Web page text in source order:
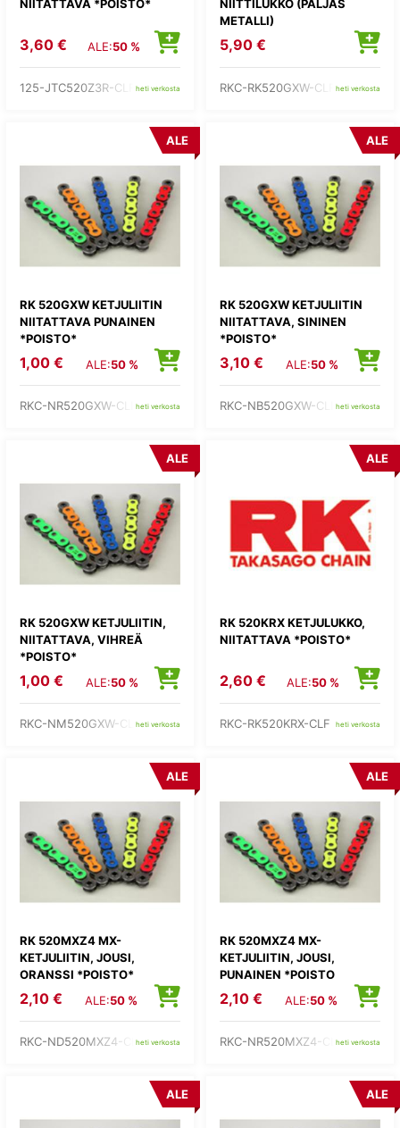
NIITATTAVA *POISTO*
3,60 € ALE:50 %
125-JTC520Z3R-CLF heti verkosta
NIITTILUKKO (PALJAS
METALLI)
5,90 €
RKC-RK520GXW-CLF heti verkosta
RK 520GXW KETJULIITIN
NIITATTAVA PUNAINEN
*POISTO*
ALE
1,00 € ALE:50 %
RKC-NR520GXW-CLFheti verkosta
RK 520GXW KETJULIITIN
NIITATTAVA, SININEN
*POISTO*
ALE
3,10 € ALE:50 %
RKC-NB520GXW-CLFheti verkosta
RK 520GXW KETJULIITIN,
NIITATTAVA, VIHREÄ
*POISTO*
ALE
1,00 € ALE:50 %
RKC-NM520GXW-CLFheti verkosta
RK 520KRX KETJULUKKO,
NIITATTAVA *POISTO*
ALE
2,60 € ALE:50 %
RKC-RK520KRX-CLF heti verkosta
RK 520MXZ4 MX-
KETJULIITIN, JOUSI,
ORANSSI *POISTO*
ALE
2,10 € ALE:50 %
RKC-ND520MXZ4-CLheti verkosta
RK 520MXZ4 MX-
KETJULIITIN, JOUSI,
PUNAINEN *POISTO
ALE
2,10 € ALE:50 %
RKC-NR520MXZ4-CLheti verkosta
ALE ALE